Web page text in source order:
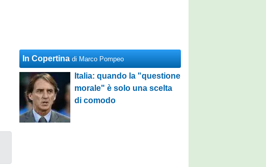
In Copertina di Marco Pompeo
Italia: quando la "questione
morale" è solo una scelta
di comodo